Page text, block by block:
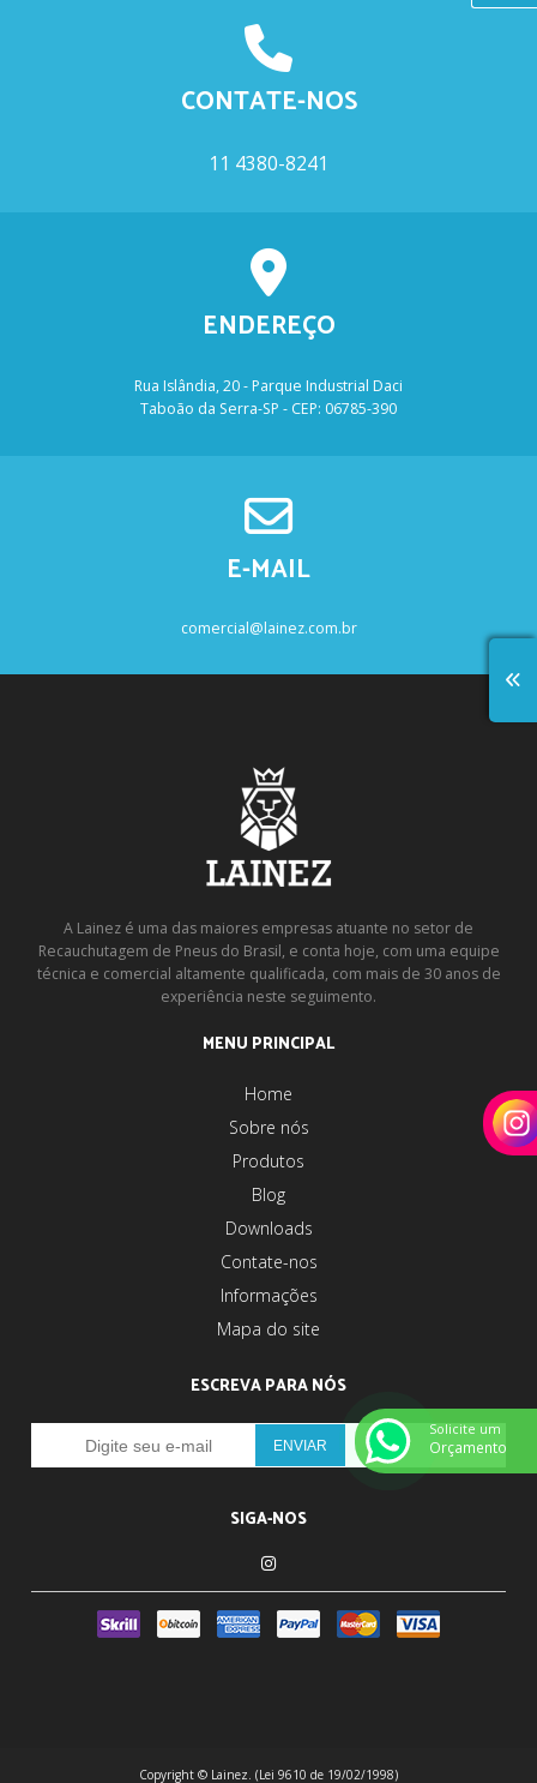
CONTATE-NOS
11 4380-8241
ENDEREÇO
Rua Islândia, 20 - Parque Industrial Daci
Taboão da Serra-SP - CEP: 06785-390
E-MAIL
comercial@lainez.com.br
A Lainez é uma das maiores empresas atuante no setor de
Recauchutagem de Pneus do Brasil, e conta hoje, com uma equipe
técnica e comercial altamente qualificada, com mais de 30 anos de
experiência neste seguimento.
MENU PRINCIPAL
Home
Sobre nós
Produtos
Blog
Downloads
Contate-nos
Informações
Mapa do site
ESCREVA PARA NÓS
SIGA-NOS
Copyright © Lainez. (Lei 9610 de 19/02/1998)
Solicite um
Orçamento